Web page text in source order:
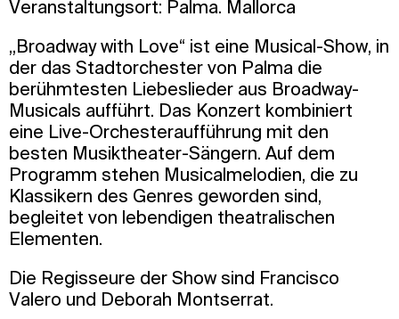
Veranstaltungsort: Palma. Mallorca
„Broadway with Love“ ist eine Musical-Show, in
der das Stadtorchester von Palma die
berühmtesten Liebeslieder aus Broadway-
Musicals aufführt. Das Konzert kombiniert
eine Live-Orchesteraufführung mit den
besten Musiktheater-Sängern. Auf dem
Programm stehen Musicalmelodien, die zu
Klassikern des Genres geworden sind,
begleitet von lebendigen theatralischen
Elementen.
Die Regisseure der Show sind Francisco
Valero und Deborah Montserrat.